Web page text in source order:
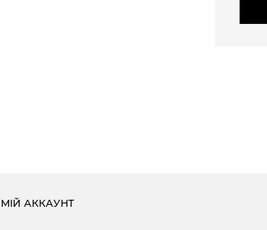
МІЙ АККАУНТ